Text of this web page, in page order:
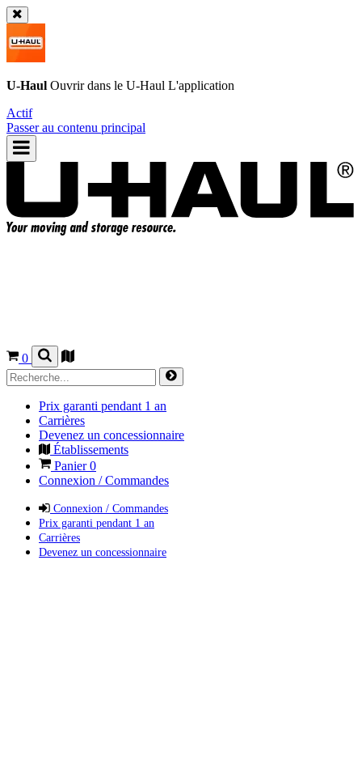
U-Haul Ouvrir dans le U-Haul L'application
Actif
Passer au contenu principal
0
Prix garanti pendant 1 an
Carrières
Devenez un concessionnaire
Établissements
Panier0
Connexion / Commandes
Connexion / Commandes
Prix garanti pendant 1 an
Carrières
Devenez un concessionnaire